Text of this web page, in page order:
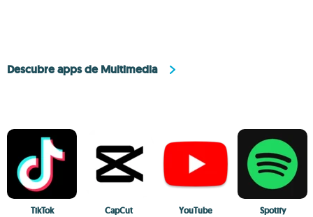
Descubre apps de Multimedia
TikTok CapCut YouTube Spotify